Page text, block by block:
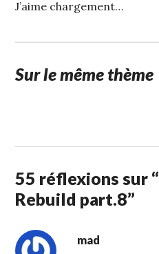
J’aime chargement…
Sur le même thème
55 réflexions sur “
Rebuild part.8”
mad